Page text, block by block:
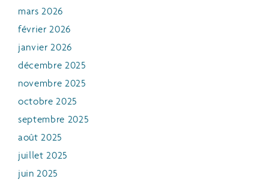
mars 2026
février 2026
janvier 2026
décembre 2025
novembre 2025
octobre 2025
septembre 2025
août 2025
juillet 2025
juin 2025